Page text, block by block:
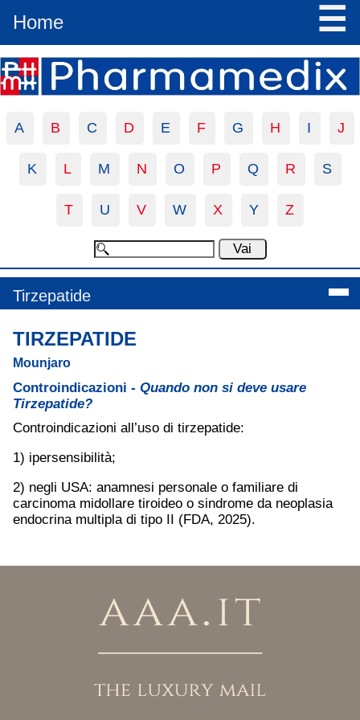
Home ☰
A B C D E F G H I J
K L M N O P Q R S
T U V W X Y Z
Tirzepatide
TIRZEPATIDE
Mounjaro
Controindicazioni - Quando non si deve usare
Tirzepatide?
Controindicazioni all’uso di tirzepatide:
1) ipersensibilità;
2) negli USA: anamnesi personale o familiare di
carcinoma midollare tiroideo o sindrome da neoplasia
endocrina multipla di tipo II (FDA, 2025).